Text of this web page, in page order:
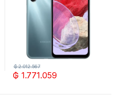
₲ 1.771.059
₲2.012.567